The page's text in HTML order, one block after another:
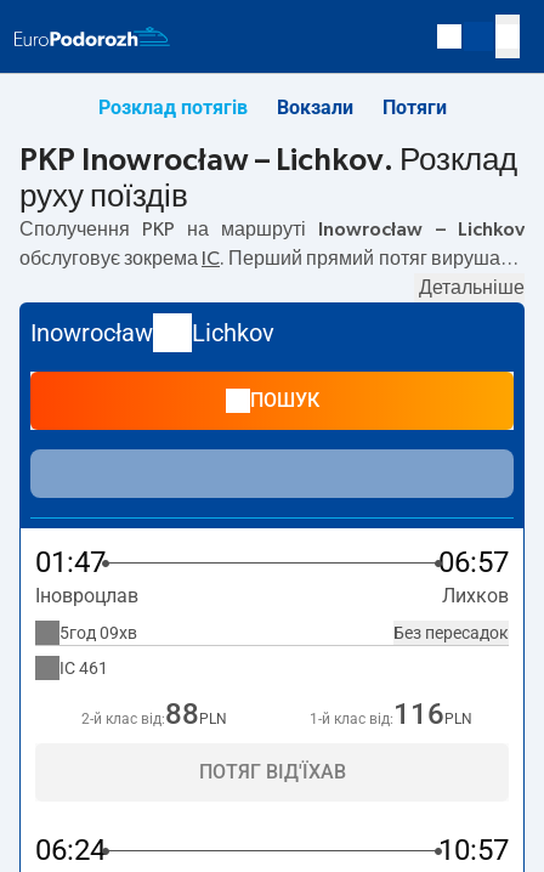
Розклад потягів Вокзали Потяги
PKP Inowrocław – Lichkov. Розклад
руху поїздів
Сполучення PKP на маршруті
Inowrocław – Lichkov
обслуговує зокрема IC
. Перший прямий потяг вирушає о
Lichkov вирушає о 14:24. Найшвидший маршрут
пропонує потяг без пересадок
Подорож цим потягом триває04:33
. На маршруті
курсують також інші потяги:
пропонують нижчу ціну квитка і зазвичай довший час
Детальніше
Inowrocław Lichkov
ПОШУК
01:47 06:57
Іновроцлав Лихков
Без пересадок
5год 09хв
IC461
2-й клас від:88 PLN 1-й клас від: 116 PLN
ПОТЯГ ВІД'ЇХАВ
06:24 10:57